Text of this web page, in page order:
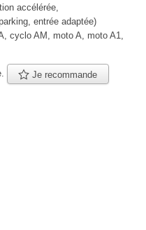
accélérée,
entrée adaptée)
cyclo AM, moto A, moto A1,
Je recommande